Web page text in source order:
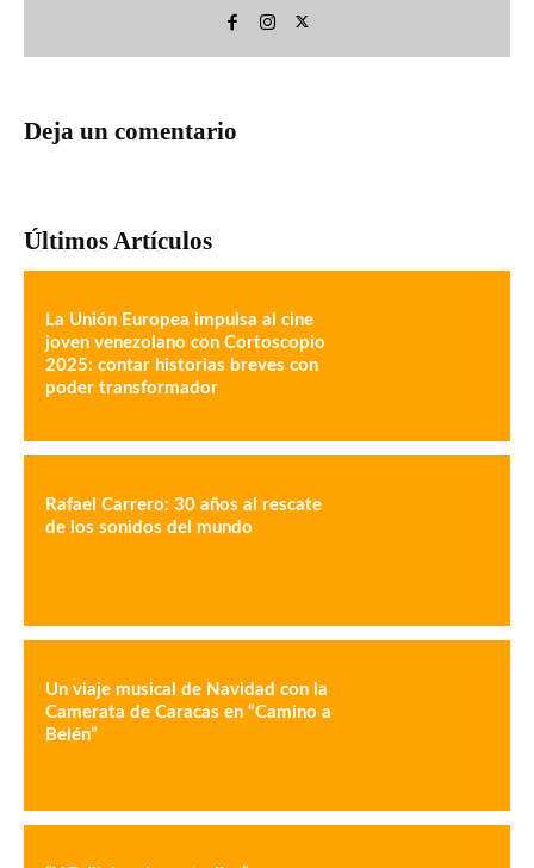
Deja un comentario
Últimos Artículos
La Unión Europea impulsa al cine
joven venezolano con Cortoscopio
2025: contar historias breves con
poder transformador
Rafael Carrero: 30 años al rescate
de los sonidos del mundo
Un viaje musical de Navidad con la
Camerata de Caracas en “Camino a
Belén”